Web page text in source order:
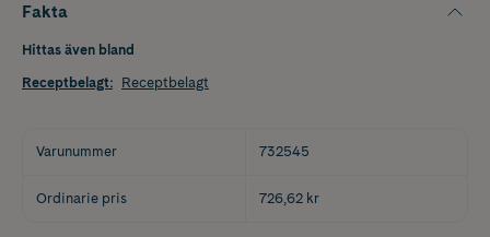
Fakta
Hittas även bland
Receptbelagt: Receptbelagt
Varunummer 732545
Ordinarie pris 726,62 kr